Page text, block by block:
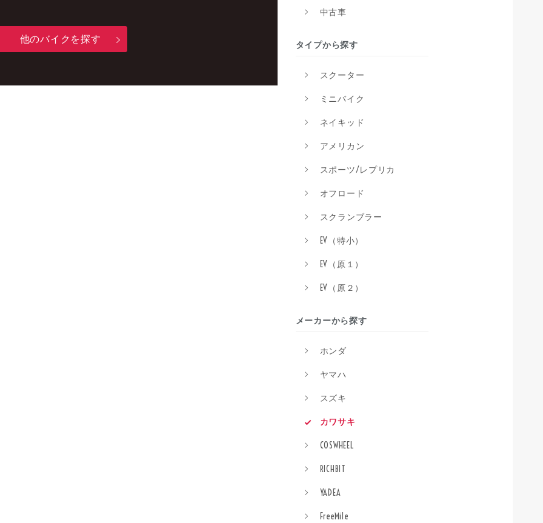
他のバイクを探す
中古車
タイプから探す
スクーター
ミニバイク
ネイキッド
アメリカン
スポーツ/レプリカ
オフロード
スクランブラー
EV（特小）
EV（原１）
EV（原２）
メーカーから探す
ホンダ
ヤマハ
スズキ
カワサキ
COSWHEEL
RICHBIT
YADEA
FreeMile